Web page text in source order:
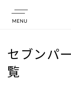
店舗情報
セブンパ
覧